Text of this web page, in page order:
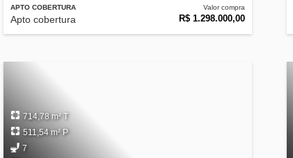
APTO COBERTURA
Apto cobertura
Valor compra
R$ 1.298.000,00
714,78 m² T
511,54 m² P
7